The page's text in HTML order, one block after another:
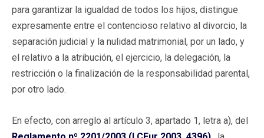
para garantizar la igualdad de todos los hijos, distingue
expresamente entre el contencioso relativo al divorcio, la
separación judicial y la nulidad matrimonial, por un lado, y
el relativo a la atribución, el ejercicio, la delegación, la
restricción o la finalización de la responsabilidad parental,
por otro lado.
En efecto, con arreglo al artículo 3, apartado 1, letra a), del